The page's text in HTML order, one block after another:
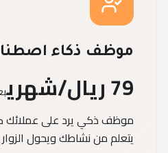
موظف ذكاء
79 ريال/شهري
يتعلم من نشاطك ويحول